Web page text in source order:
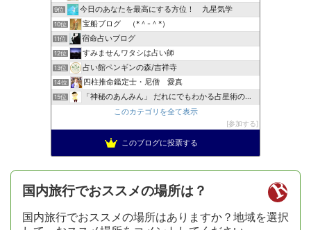
9位 今日のあなたを最高にする方位！ 九星気学
10位 宝船ブログ （*＾-＾*）
11位 宿命占いブログ
12位 すみませんワタシは占い師
13位 占い館ペンギンの森/吉祥寺
14位 四柱推命鑑定士・尼僧 愛真
15位
「神秘のあんみん」 だれにでもわかる占星術の極意『サビアン…
このカテゴリを全て表示
参加する
このブログに投票する